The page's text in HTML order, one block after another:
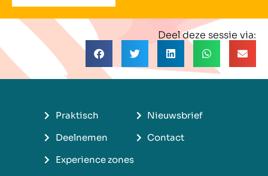
Deel deze sessie via:
Praktisch
Deelnemen
Experience zones
Nieuwsbrief
Contact